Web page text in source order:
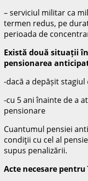
– serviciul militar ca
termen redus, pe
perioada de
Există două situații
pensionarea
-dacă a depășit
-cu 5 ani înainte de a
pensionare
Cuantumul pensiei
condiţii cu cel al
supus penalizării.
Acte necesare